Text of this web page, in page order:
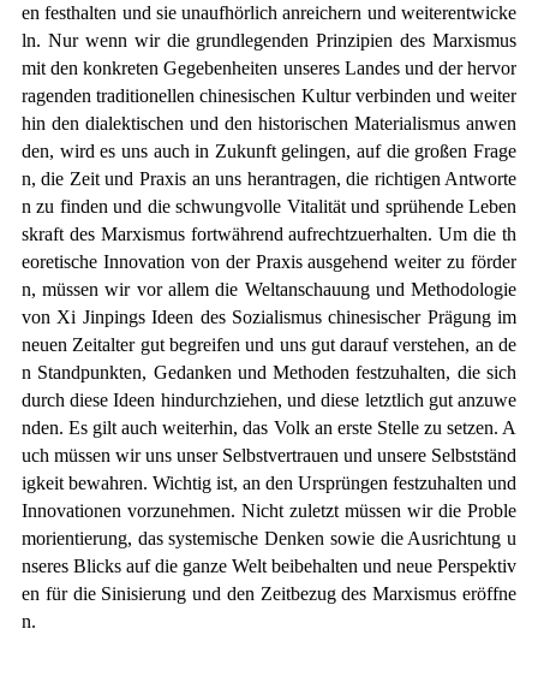
en festhalten und sie unaufhörlich anreichern und weiterentwicke
ln. Nur wenn wir die grundlegenden Prinzipien des Marxismus
mit den konkreten Gegebenheiten unseres Landes und der hervor
ragenden traditionellen chinesischen Kultur verbinden und weiter
hin den dialektischen und den historischen Materialismus anwen
den, wird es uns auch in Zukunft gelingen, auf die großen Frage
n, die Zeit und Praxis an uns herantragen, die richtigen Antworte
n zu finden und die schwungvolle Vitalität und sprühende Leben
skraft des Marxismus fortwährend aufrechtzuerhalten. Um die th
eoretische Innovation von der Praxis ausgehend weiter zu förder
n, müssen wir vor allem die Weltanschauung und Methodologie
von Xi Jinpings Ideen des Sozialismus chinesischer Prägung im
neuen Zeitalter gut begreifen und uns gut darauf verstehen, an de
n Standpunkten, Gedanken und Methoden festzuhalten, die sich
durch diese Ideen hindurchziehen, und diese letztlich gut anzuwe
nden. Es gilt auch weiterhin, das Volk an erste Stelle zu setzen. A
uch müssen wir uns unser Selbstvertrauen und unsere Selbstständ
igkeit bewahren. Wichtig ist, an den Ursprüngen festzuhalten und
Innovationen vorzunehmen. Nicht zuletzt müssen wir die Proble
morientierung, das systemische Denken sowie die Ausrichtung u
nseres Blicks auf die ganze Welt beibehalten und neue Perspektiv
en für die Sinisierung und den Zeitbezug des Marxismus eröffne
n.